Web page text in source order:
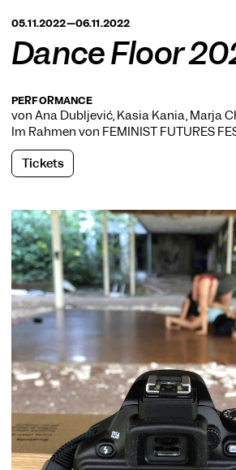
BERLIN
05.11.2022—06.11.2022
Dance Floor
PERFORMANCE
von Ana Dubljević, Kasia Kania, Marja
Im Rahmen von FEMINIST FUTURES
Tickets
COOKIE-EINSTELLUNGEN